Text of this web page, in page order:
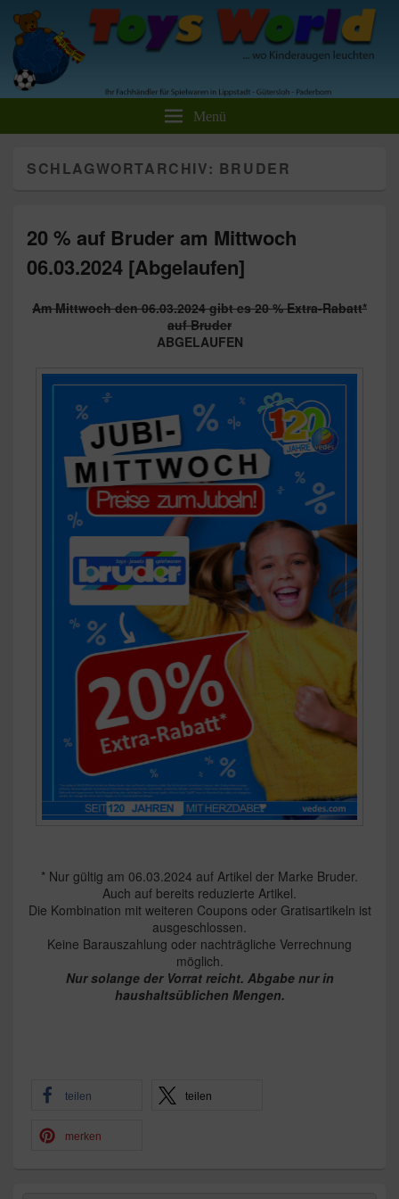
Toys World Spielwaren GmbH
Ihr Fachhändler für Spielwaren und Freizeitartikel
Menü
SCHLAGWORTARCHIV: BRUDER
20 % auf Bruder am Mittwoch
06.03.2024 [Abgelaufen]
Am Mittwoch den 06.03.2024 gibt es 20 % Extra-Rabatt*
auf Bruder
ABGELAUFEN
* Nur gültig am 06.03.2024 auf Artikel der Marke Bruder.
Auch auf bereits reduzierte Artikel.
Die Kombination mit weiteren Coupons oder Gratisartikeln ist
ausgeschlossen.
Keine Barauszahlung oder nachträgliche Verrechnung
möglich.
Nur solange der Vorrat reicht. Abgabe nur in
haushaltsüblichen Mengen.
teilen teilen
merken